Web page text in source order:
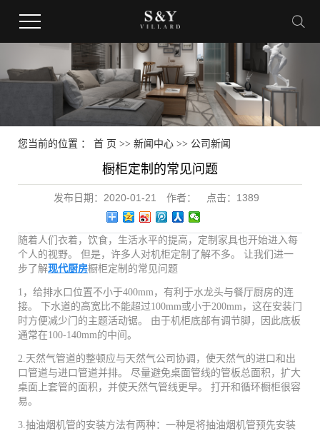
您当前的位置 ： 首 页 >> 新闻中心 >> 公司新闻
橱柜定制的常见问题
发布日期： 2020-01-21 作者： 点击： 1389
随着人们衣着，饮食，生活水平的提高，定制家具也开始进入每
个人的视野。 但是，许多人对机柜定制了解不多。 让我们进一
步了解现代厨房橱柜定制的常见问题
1，给排水口位置不小于400mm，有利于水龙头与餐厅厨房的连
接。 下水道的高宽比不能超过100mm或小于200mm，这在安装门
时方便减少门的主题活动锯。 由于机柜底部有调节脚，因此底板
通常在100-140mm的中间。
2.天然气管道的整顿应与天然气公司协调，使天然气的进口和出
口管道与进口管道并排。 尽量避免桌面管线的管板总面积，扩大
桌面上套管的面积，并使天然气管线更早。 打开和循环橱柜很容
易。
3.抽油烟机管的安装方法有两种：一种是将抽油烟机管预先安装